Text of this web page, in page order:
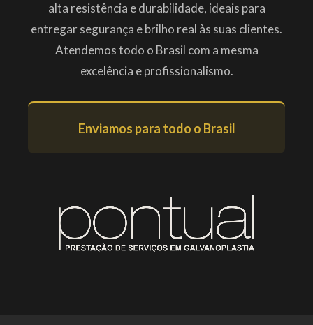
alta resistência e durabilidade, ideais para
entregar segurança e brilho real às suas clientes.
Atendemos todo o Brasil com a mesma
excelência e profissionalismo.
Enviamos para todo o Brasil